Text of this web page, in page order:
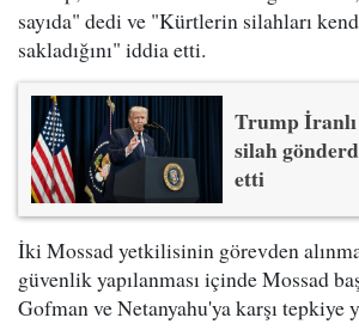
sayıda" dedi ve "Kürtlerin silahları
sakladığını" iddia etti.
Trump
silah
etti
İki Mossad yetkilisinin görevden
güvenlik yapılanması içinde Mossad
Gofman ve Netanyahu'ya karşı tepkiye